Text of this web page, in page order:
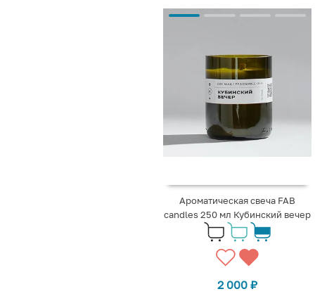
Ароматическая свеча FAB
candles 250 мл Кубинский вечер
2 000 ₽